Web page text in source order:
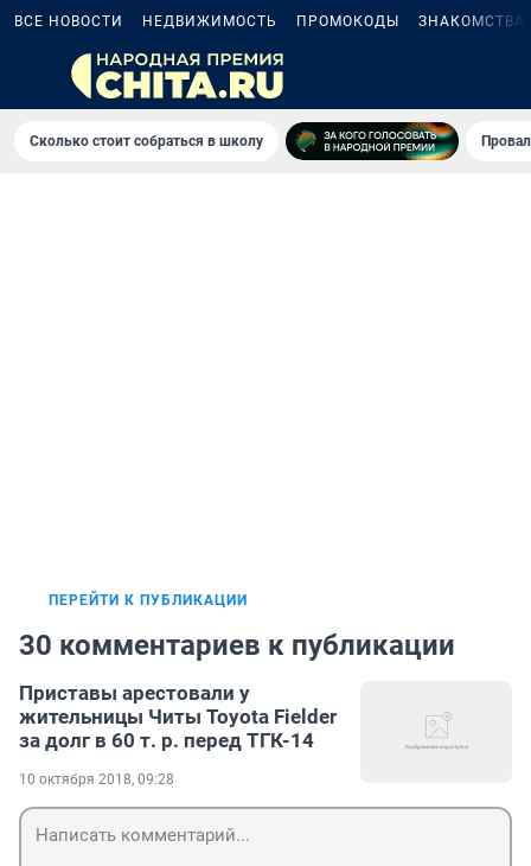
ВСЕ НОВОСТИ НЕДВИЖИМОСТЬ ПРОМОКОДЫ ЗНАКОМСТВА
Сколько стоит собраться в школу
ПЕРЕЙТИ К ПУБЛИКАЦИИ
30 комментариев к публикации
Приставы арестовали у
жительницы Читы Toyota Fielder
за долг в 60 т. р. перед ТГК-14
10 октября 2018, 09:28